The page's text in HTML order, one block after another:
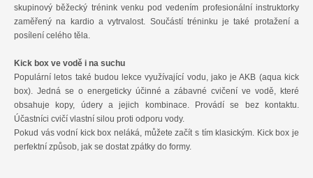
skupinový běžecký trénink venku pod vedením profesionální instruktorky
zaměřený na kardio a vytrvalost. Součástí tréninku je také protažení a
posílení celého těla.
Kick box ve vodě i na suchu
Populární letos také budou lekce využívající vodu, jako je AKB (aqua kick
box). Jedná se o energeticky účinné a zábavné cvičení ve vodě, které
obsahuje kopy, údery a jejich kombinace. Provádí se bez kontaktu.
Účastníci cvičí vlastní silou proti odporu vody.
Pokud vás vodní kick box neláká, můžete začít s tím klasickým. Kick box je
perfektní způsob, jak se dostat zpátky do formy.